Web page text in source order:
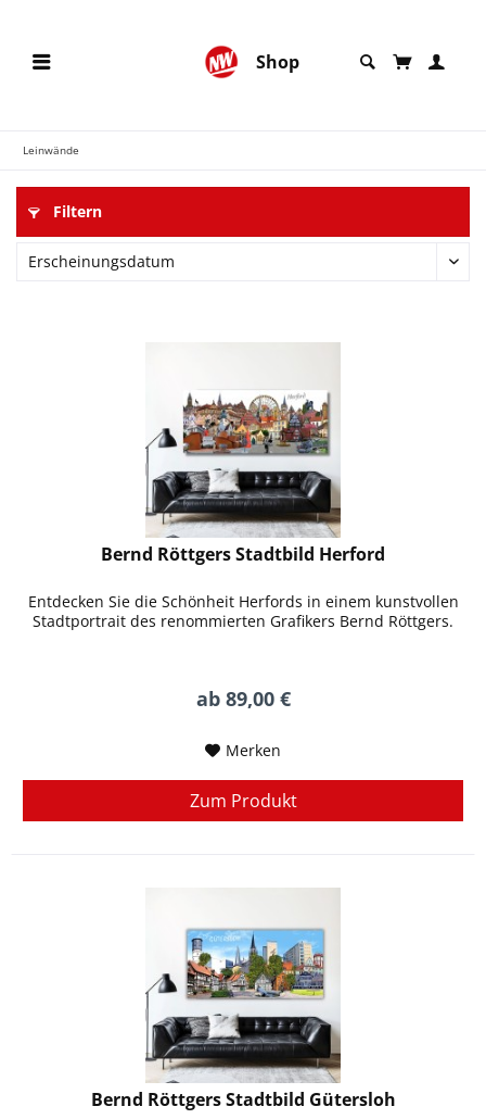
Shop
Leinwände
Filtern
Bernd Röttgers Stadtbild Herford
Entdecken Sie die Schönheit Herfords in einem kunstvollen
Stadtportrait des renommierten Grafikers Bernd Röttgers.
ab 89,00 €
Merken
Zum Produkt
Bernd Röttgers Stadtbild Gütersloh